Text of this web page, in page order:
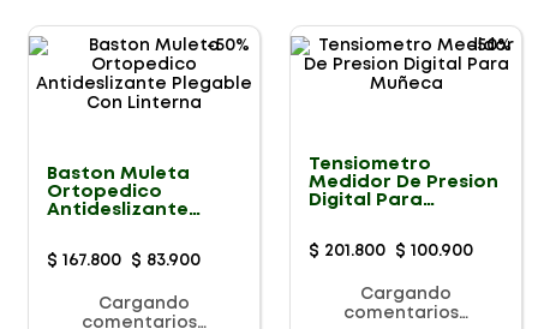
-50%
Baston Muleta
Ortopedico
Antideslizante
$ 167.800 $ 83.900
Cargando
comentarios…
-50%
Tensiometro
Medidor De Presion
Digital Para
$ 201 .800 $ 100.900
Cargando
comentarios…